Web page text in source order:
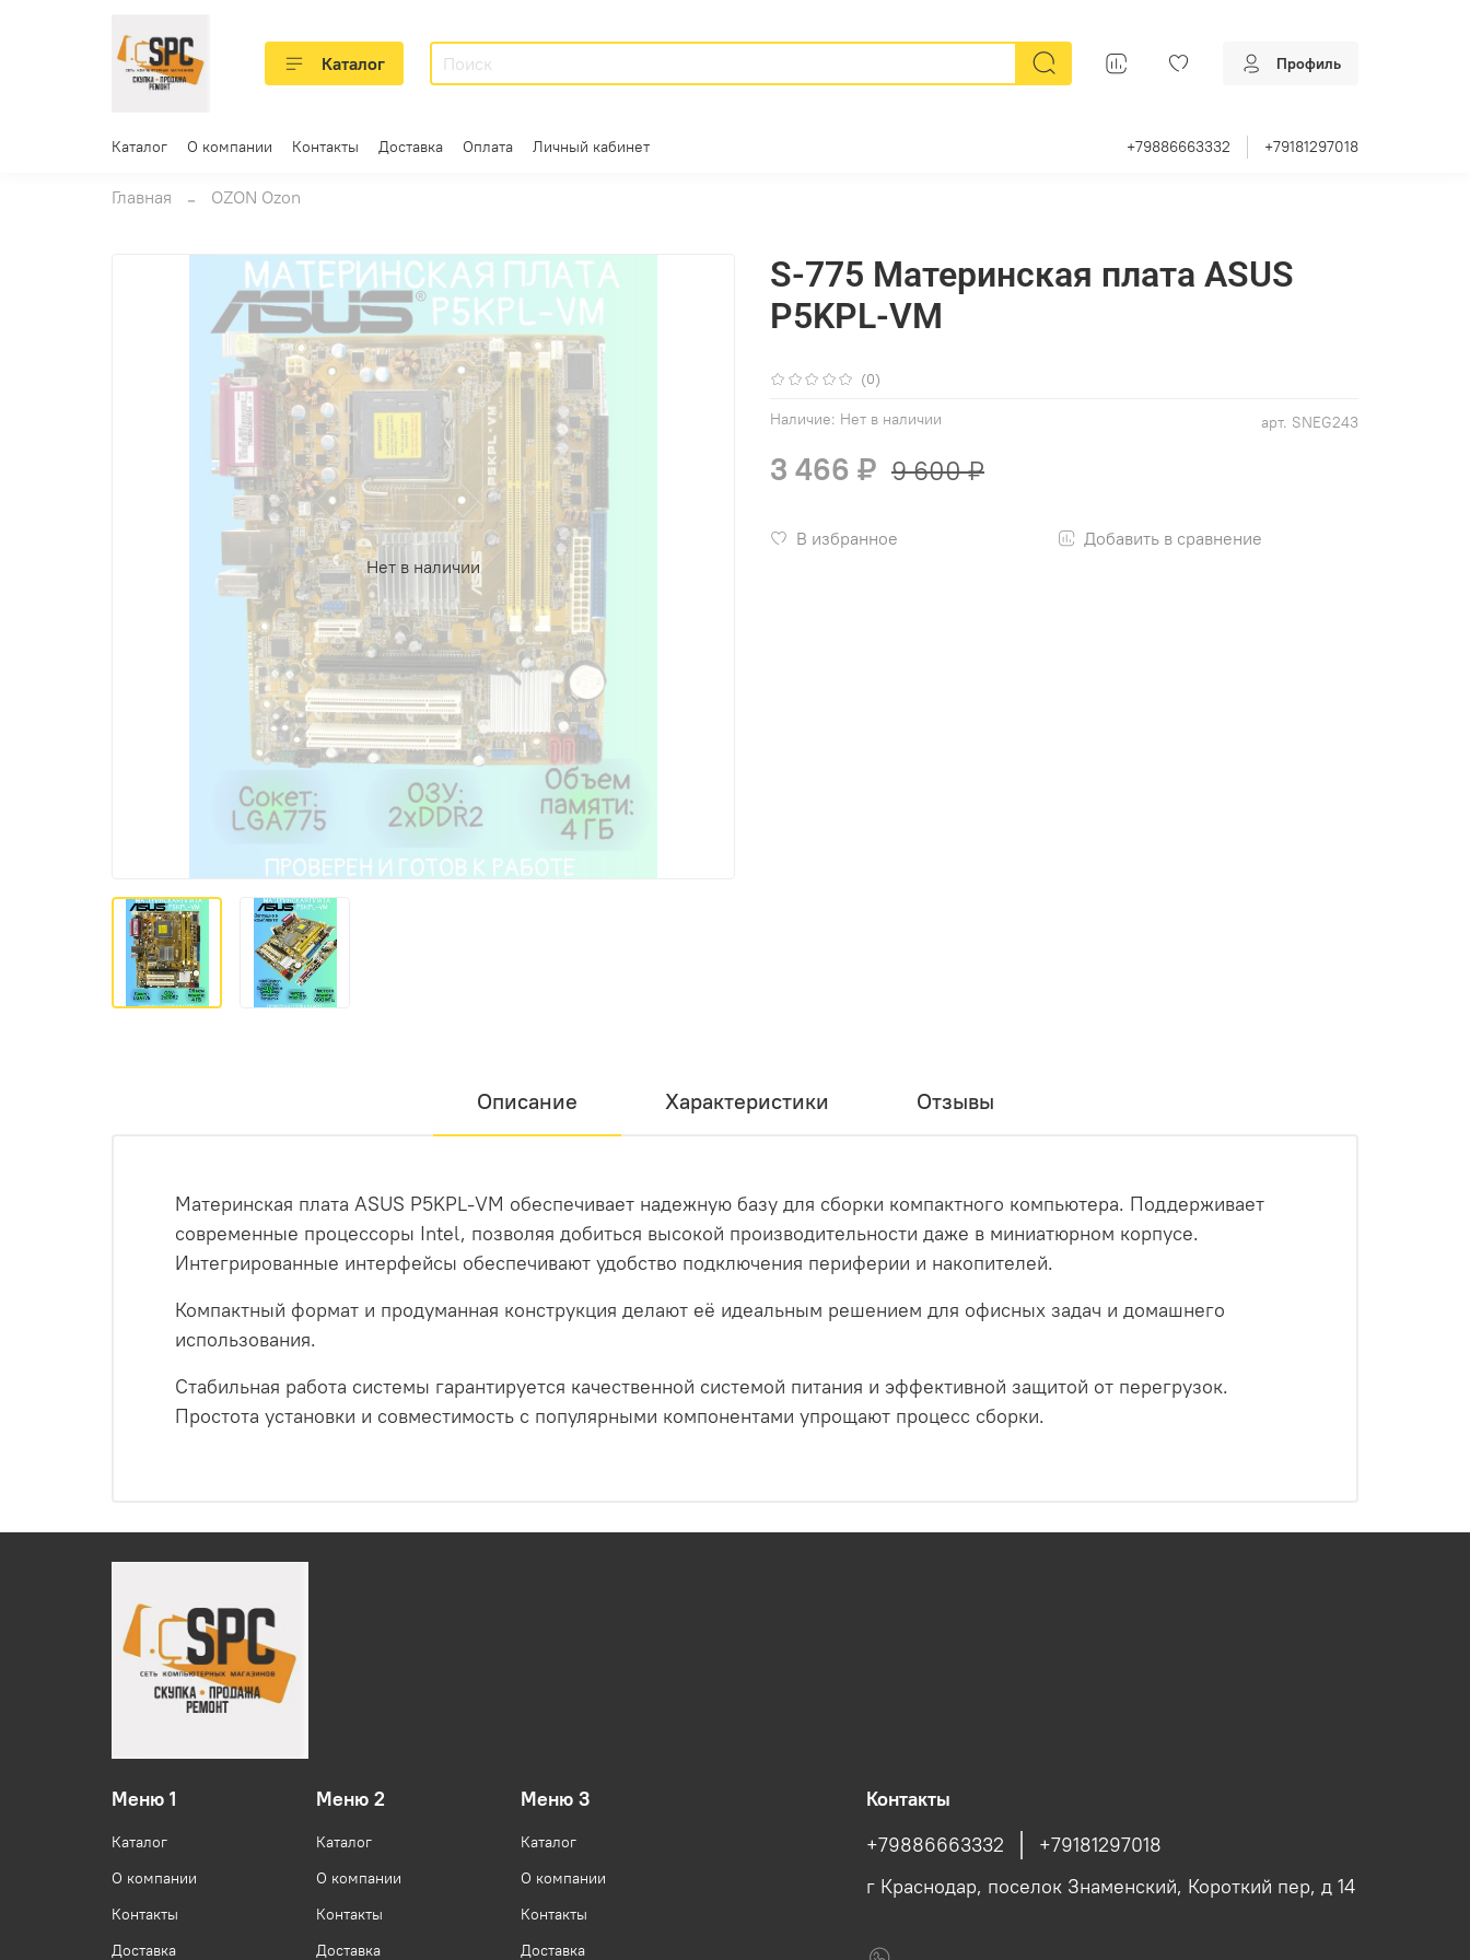
Каталог Профиль
Каталог О компании Контакты Доставка Оплата Личный кабинет +79886663332 +79181297018
Главная OZON Ozon
Нет в наличии
(0)
арт. SNEG243
Наличие: Нет в наличии
S-775 Материнская плата ASUS
P5KPL-VM
3 466 ₽ 9 600 ₽
В избранное Добавить в сравнение
Описание Характеристики Отзывы
Материнская плата ASUS P5KPL-VM обеспечивает надежную базу для сборки компактного компьютера. Поддерживает
современные процессоры Intel, позволяя добиться высокой производительности даже в миниатюрном корпусе.
Интегрированные интерфейсы обеспечивают удобство подключения периферии и накопителей.
Компактный формат и продуманная конструкция делают её идеальным решением для офисных задач и домашнего
использования.
Стабильная работа системы гарантируется качественной системой питания и эффективной защитой от перегрузок.
Простота установки и совместимость с популярными компонентами упрощают процесс сборки.
Меню 1
Каталог
О компании
Контакты
Доставка
Меню 2
Каталог
О компании
Контакты
Доставка
Меню 3
Каталог
О компании
Контакты
Доставка
Контакты
+79886663332
+79181297018
г Краснодар, поселок Знаменский, Короткий пер, д 14